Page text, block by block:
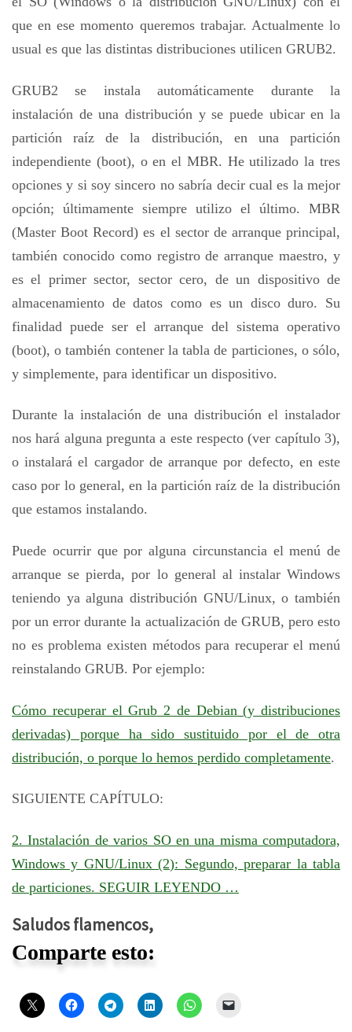
que en ese momento queremos trabajar. Actualmente lo
usual es que las distintas distribuciones utilicen GRUB2.
GRUB2 se instala automáticamente durante la
instalación de una distribución y se puede ubicar en la
partición raíz de la distribución, en una partición
independiente (boot), o en el MBR. He utilizado la tres
opciones y si soy sincero no sabría decir cual es la mejor
opción; últimamente siempre utilizo el último. MBR
(Master Boot Record) es el sector de arranque principal,
también conocido como registro de arranque maestro, y
es el primer sector, sector cero, de un dispositivo de
almacenamiento de datos como es un disco duro. Su
finalidad puede ser el arranque del sistema operativo
(boot), o también contener la tabla de particiones, o sólo,
y simplemente, para identificar un dispositivo.
Durante la instalación de una distribución el instalador
nos hará alguna pregunta a este respecto (ver capítulo 3),
o instalará el cargador de arranque por defecto, en este
caso por lo general, en la partición raíz de la distribución
que estamos instalando.
Puede ocurrir que por alguna circunstancia el menú de
arranque se pierda, por lo general al instalar Windows
teniendo ya alguna distribución GNU/Linux, o también
por un error durante la actualización de GRUB, pero esto
no es problema existen métodos para recuperar el menú
reinstalando GRUB. Por ejemplo:
Cómo recuperar el Grub 2 de Debian (y distribuciones
derivadas) porque ha sido sustituido por el de otra
distribución, o porque lo hemos perdido completamente.
SIGUIENTE CAPÍTULO:
2. Instalación de varios SO en una misma computadora,
Windows y GNU/Linux (2): Segundo, preparar la tabla
de particiones. SEGUIR LEYENDO …
Saludos flamencos,
Comparte esto: